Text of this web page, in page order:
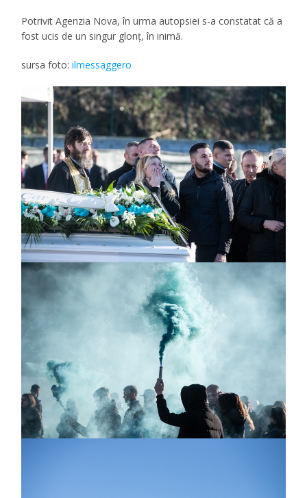
Potrivit Agenzia Nova, în urma autopsiei s-a constatat că a
fost ucis de un singur glonț, în inimă.
sursa foto:ilmessaggero